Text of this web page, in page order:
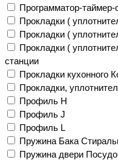
Программатор-
Прокладки (
Прокладки (
Прокладки (
станции
Прокладки кухонного
Прокладки,
Профиль H
Профиль J
Профиль L
Пружина Бака
Пружина двери